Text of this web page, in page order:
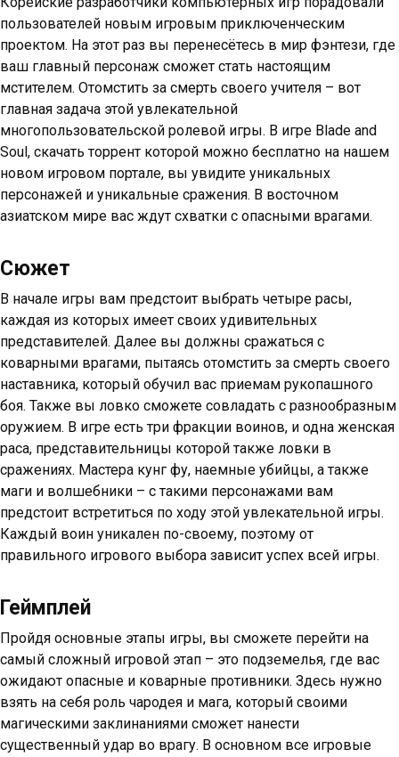
пользователей новым игровым приключенческим
проектом. На этот раз вы перенесётесь в мир фэнтези, где
ваш главный персонаж сможет стать настоящим
мстителем. Отомстить за смерть своего учителя – вот
главная задача этой увлекательной
многопользовательской ролевой игры. В игре Blade and
Soul, скачать торрент которой можно бесплатно на нашем
новом игровом портале, вы увидите уникальных
персонажей и уникальные сражения. В восточном
азиатском мире вас ждут схватки с опасными врагами.
Сюжет
В начале игры вам предстоит выбрать четыре расы,
каждая из которых имеет своих удивительных
представителей. Далее вы должны сражаться с
коварными врагами, пытаясь отомстить за смерть своего
наставника, который обучил вас приемам рукопашного
боя. Также вы ловко сможете совладать с разнообразным
оружием. В игре есть три фракции воинов, и одна женская
раса, представительницы которой также ловки в
сражениях. Мастера кунг фу, наемные убийцы, а также
маги и волшебники – с такими персонажами вам
предстоит встретиться по ходу этой увлекательной игры.
Каждый воин уникален по-своему, поэтому от
правильного игрового выбора зависит успех всей игры.
Геймплей
Пройдя основные этапы игры, вы сможете перейти на
самый сложный игровой этап – это подземелья, где вас
ожидают опасные и коварные противники. Здесь нужно
взять на себя роль чародея и мага, который своими
магическими заклинаниями сможет нанести
существенный удар во врагу. В основном все игровые